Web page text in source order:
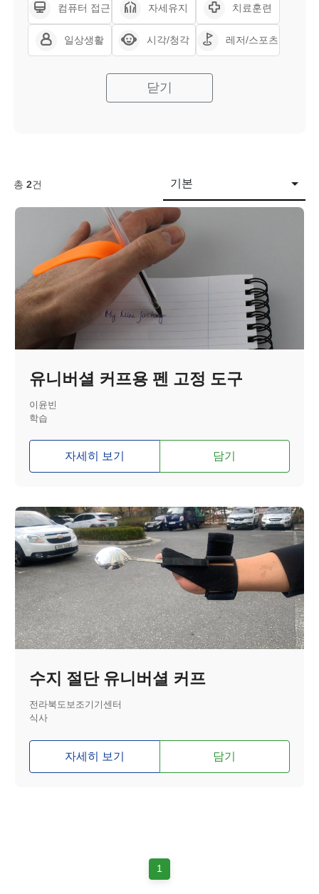
컴퓨터 접근 자세유지 치료훈련
일상생활 시각/청각 레저/스포츠
닫기
총2건 기본
유니버셜 커프용 펜 고정 도구
이윤빈
학습
자세히 보기 담기
수지 절단 유니버셜 커프
전라북도보조기기센터
식사
자세히 보기 담기
1